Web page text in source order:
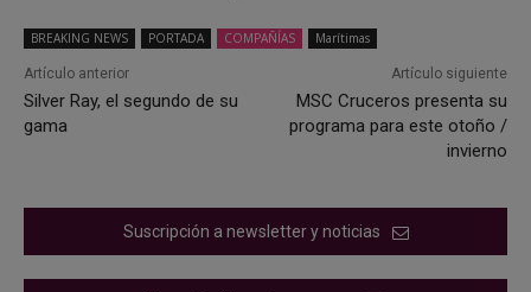
BREAKING NEWS PORTADA COMPAÑÍAS Marítimas
Artículo anterior
Silver Ray, el segundo de su
gama
Artículo siguiente
MSC Cruceros presenta su
programa para este otoño /
invierno
Suscripción a newsletter y noticias